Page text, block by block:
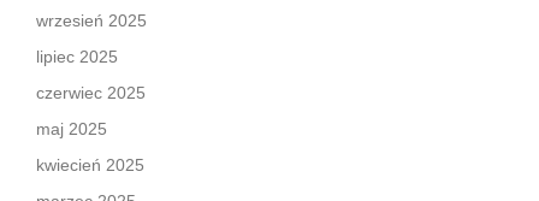
wrzesień 2025
lipiec 2025
czerwiec 2025
maj 2025
kwiecień 2025